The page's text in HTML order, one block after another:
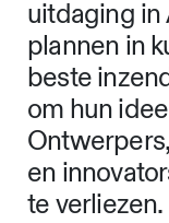
uitdaging in
plannen in
beste
om hun
en
te verliezen.